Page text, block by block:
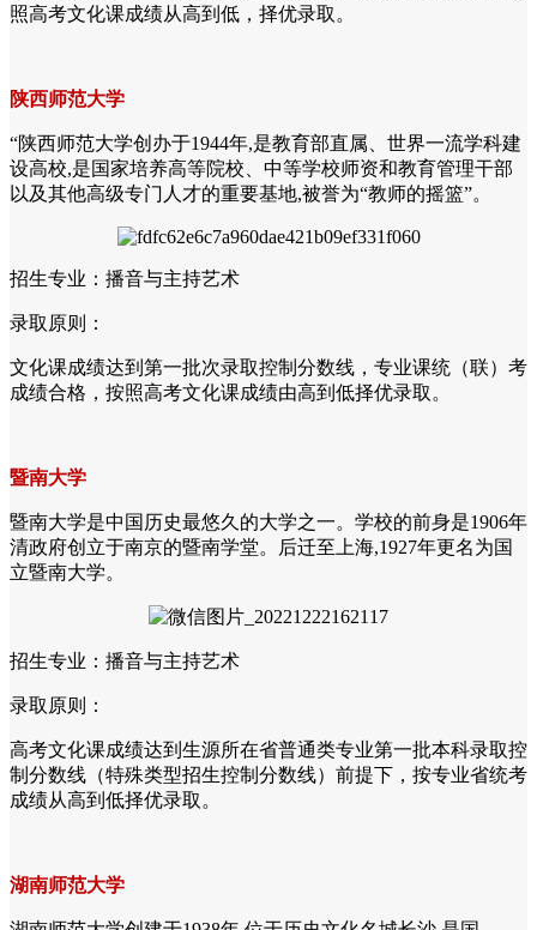
照高考文化课成绩从高到低，择优录取。
陕西师范大学
“陕西师范大学创办于1944年,是教育部直属、世界一流学科建
设高校,是国家培养高等院校、中等学校师资和教育管理干部
以及其他高级专门人才的重要基地,被誉为“教师的摇篮”。
招生专业：播音与主持艺术
录取原则：
文化课成绩达到第一批次录取控制分数线，专业课统（联）考
成绩合格，按照高考文化课成绩由高到低择优录取。
暨南大学
暨南大学是中国历史最悠久的大学之一。学校的前身是1906年
清政府创立于南京的暨南学堂。后迁至上海,1927年更名为国
立暨南大学。
招生专业：播音与主持艺术
录取原则：
高考文化课成绩达到生源所在省普通类专业第一批本科录取控
制分数线（特殊类型招生控制分数线）前提下，按专业省统考
成绩从高到低择优录取。
湖南师范大学